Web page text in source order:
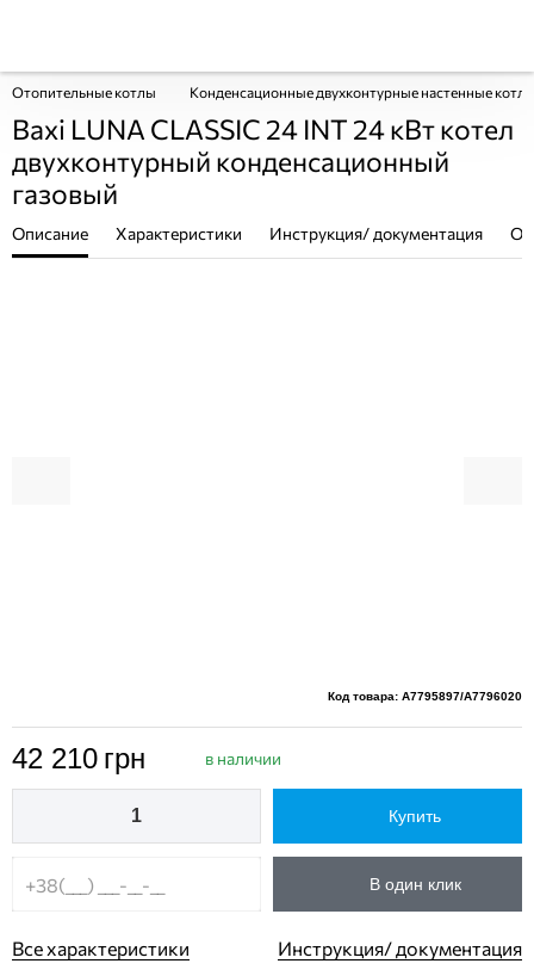
Отопительные котлы Конденсационные двухконтурные настенные
Baxi LUNA CLASSIC 24 INT 24 кВт котел
двухконтурный конденсационный
газовый
Описание Характеристики Инструкция/ документация
Код товара: A7795897/A7796020
42 210 грн в наличии
Купить
В один клик
Все характеристики Инструкция/ документация